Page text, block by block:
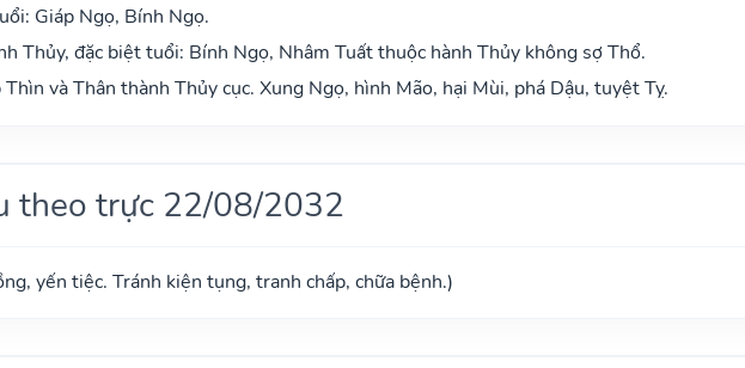
Giáp Ngọ, Bính Ngọ.
Thủy, đặc biệt tuổi: Bính Ngọ, Nhâm Tuất thuộc hành Thủy không sợ Thổ.
và Thân thành Thủy cục. Xung Ngọ, hình Mão, hại Mùi, phá Dậu, tuyệt Tỵ.
theo trực 22/08/2032
yến tiệc. Tránh kiện tụng, tranh chấp, chữa bệnh.)